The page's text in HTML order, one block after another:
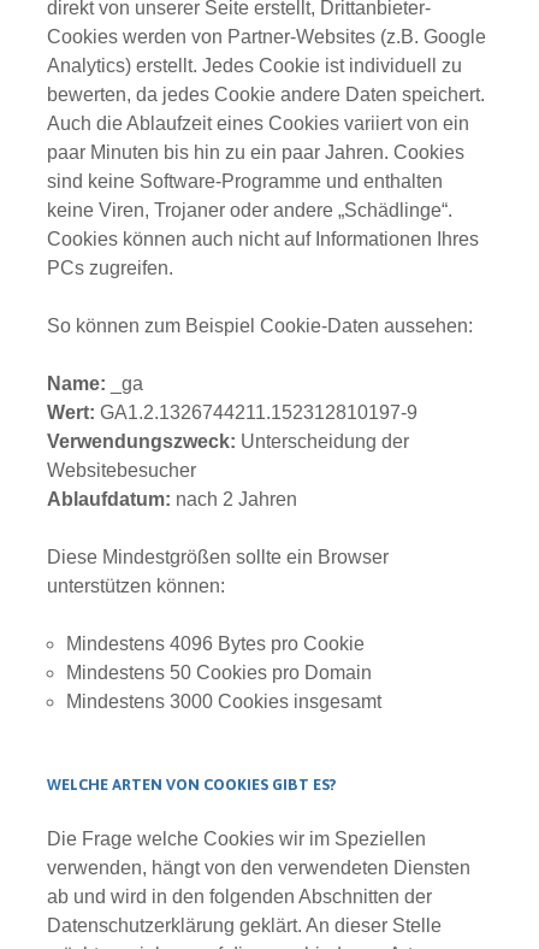
direkt von unserer Seite erstellt, Drittanbieter-
Cookies werden von Partner-Websites (z.B. Google
Analytics) erstellt. Jedes Cookie ist individuell zu
bewerten, da jedes Cookie andere Daten speichert.
Auch die Ablaufzeit eines Cookies variiert von ein
paar Minuten bis hin zu ein paar Jahren. Cookies
sind keine Software-Programme und enthalten
keine Viren, Trojaner oder andere „Schädlinge“.
Cookies können auch nicht auf Informationen Ihres
PCs zugreifen.
So können zum Beispiel Cookie-Daten aussehen:
Name: _ga
Wert: GA1.2.1326744211.152312810197-9
Verwendungszweck: Unterscheidung der
Websitebesucher
Ablaufdatum: nach 2 Jahren
Diese Mindestgrößen sollte ein Browser
unterstützen können:
Mindestens 4096 Bytes pro Cookie
Mindestens 50 Cookies pro Domain
Mindestens 3000 Cookies insgesamt
WELCHE ARTEN VON COOKIES GIBT ES?
Die Frage welche Cookies wir im Speziellen
verwenden, hängt von den verwendeten Diensten
ab und wird in den folgenden Abschnitten der
Datenschutzerklärung geklärt. An dieser Stelle